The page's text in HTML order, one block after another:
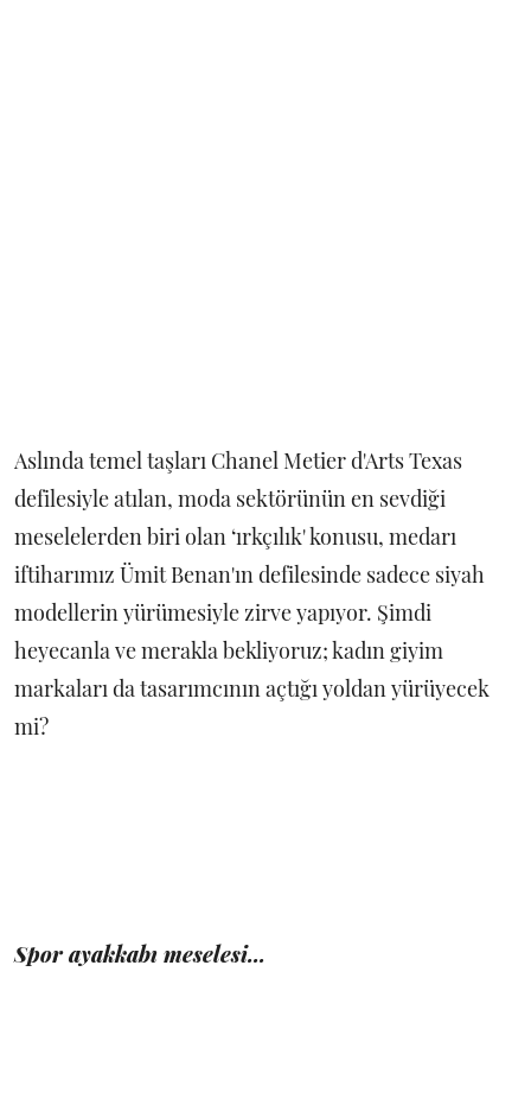
Aslında temel taşları Chanel Metier d'Arts Texas
defilesiyle atılan, moda sektörünün en sevdiği
meselelerden biri olan ‘ırkçılık' konusu, medarı
iftiharımız Ümit Benan'ın defilesinde sadece siyah
modellerin yürümesiyle zirve yapıyor. Şimdi
heyecanla ve merakla bekliyoruz; kadın giyim
markaları da tasarımcının açtığı yoldan yürüyecek
mi?
Spor ayakkabı meselesi...